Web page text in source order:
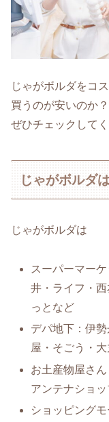
じゃがボルダをコ
買うのが安いのか
ぜひチェックしてく
じゃがボルダ
じゃがボルダは
スーパーマー
井・ライフ・
っとなど
デパ地下：伊
屋・そごう・
お土産物屋さ
アンテナショ
ショッピング